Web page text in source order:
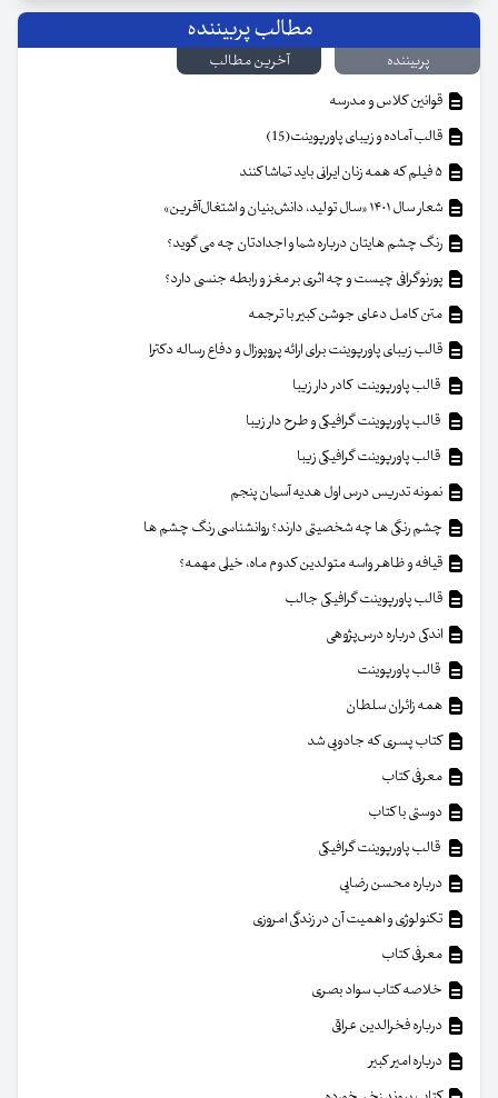
مطالب پربیننده
پربیننده
آخرین مطالب
قوانین کلاس و مدرسه
قالب آماده و زیبای پاورپوینت(15)
شعار سال ۱۴۰۱ «سال تولید، دانش‌بنیان و اشتغال‌آفرین»
رنگ چشم هایتان درباره شما و اجدادتان چه می گوید؟
پورنوگرافی چیست و چه اثری بر مغز و رابطه جنسی دارد؟
متن کامل دعای جوشن کبیر با ترجمه
قالب زیبای پاورپوینت برای ارائه پروپوزال و دفاع رساله دکترا
قالب پاورپوینت کادر دار زیبا
قالب پاورپوینت گرافیکی و طرح دار زیبا
قالب پاورپوینت گرافیکی زیبا
نمونه تدریس درس اول هدیه آسمان پنجم
چشم رنگی ها چه شخصیتی دارند؟ روانشناسی رنگ چشم ها
قیافه و ظاهر واسه متولدین کدوم ماه، خیلی مهمه؟
قالب پاورپوینت گرافیکی جالب
اندکی درباره درس‌پژوهی
قالب پاورپوینت
همه زائران سلطان
کتاب پسری که جادویی شد
معرفی کتاب
دوستی با کتاب
قالب پاورپوینت گرافیکی
درباره محسن رضایی
تکنولوژی و اهمیت آن در زندگی امروزی
معرفی کتاب
خلاصه کتاب سواد بصری
درباره فخرالدین عراقی
درباره امیر کبیر